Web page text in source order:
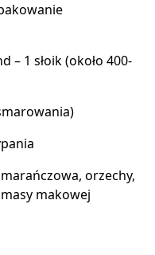
– 1 słoik (około 400-
orzechy,
makowej